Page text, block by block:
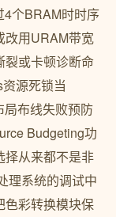
4个BRAM时时序
改用URAM带宽
裂或卡顿诊断命
源死锁当
布线失败预防
Budgeting功
择从来都不是非
理系统的调试中
色彩转换模块保